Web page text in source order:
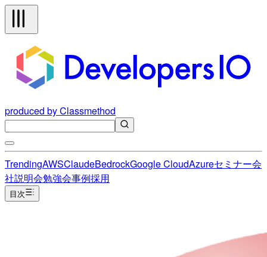
produced by Classmethod
TrendingAWSClaudeBedrockGoogle CloudAzureセミナー会
社説明会勉強会事例採用
目次